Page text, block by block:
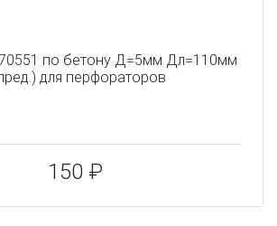
70551 по бетону Д=5мм Дл=110мм
для перфораторов
150 ₽